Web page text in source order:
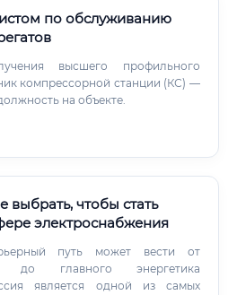
по обслуживанию
высшего профильного
компрессорной станции (КС) —
на объекте.
выбрать, чтобы стать
электроснабжения
путь может вести от
до главного энергетика
является одной из самых